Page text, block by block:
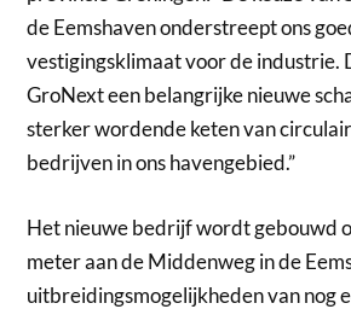
de Eemshaven onderstreept ons
vestigingsklimaat voor de industrie.
GroNext een belangrijke nieuwe
sterker wordende keten van
bedrijven in ons havengebied.”
Het nieuwe bedrijf wordt gebouwd
meter aan de Middenweg in de
uitbreidingsmogelijkheden van nog